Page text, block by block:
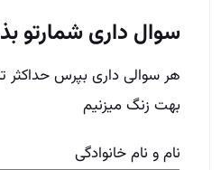
شماره تماس(Required)
Phone